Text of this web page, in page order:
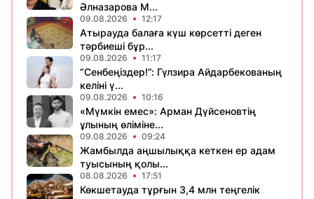
Әлназарова М...
09.08.2026 12:17
Атырауда балаға күш көрсетті деген
тәрбиеші бұр...
09.08.2026 11:17
“Сенбеңіздер!”: Гүлзира Айдарбекованың
келіні ү...
09.08.2026 10:16
«Мүмкін емес»: Арман Дүйсеновтің
ұлының өліміне...
09.08.2026 09:24
Жамбылда аңшылыққа кеткен ер адам
туысының қолы...
08.08.2026 17:51
Көкшетауда тұрғын 3,4 млн теңгелік